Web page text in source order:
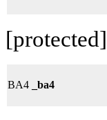
[protected]
BA4 _ba4